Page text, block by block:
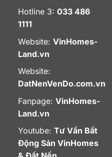
Hotline 3: 033 486
1111
Website: VinHomes-
Land.vn
Website:
DatNenVenDo.com.vn
Fanpage: VinHomes-
Land.vn
Youtube: Tư Vấn Bất
Động Sản VinHomes